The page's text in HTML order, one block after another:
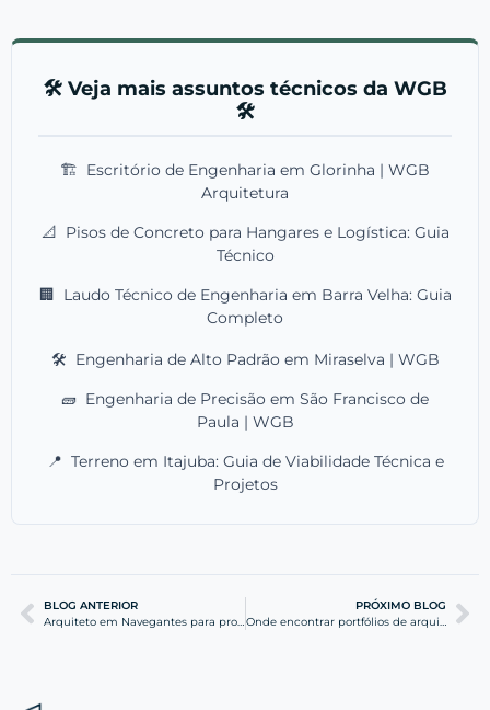
🛠️ Veja mais assuntos técnicos da WGB
🛠️
🏗️ Escritório de Engenharia em Glorinha | WGB
Arquitetura
📐 Pisos de Concreto para Hangares e Logística: Guia
Técnico
🏢 Laudo Técnico de Engenharia em Barra Velha: Guia
Completo
🛠️ Engenharia de Alto Padrão em Miraselva | WGB
🧱 Engenharia de Precisão em São Francisco de
Paula | WGB
📍 Terreno em Itajuba: Guia de Viabilidade Técnica e
Projetos
BLOG ANTERIOR
Arquiteto em Navegantes para projetos residenciais e prediais
PRÓXIMO BLOG
Onde encontrar portfólios de arquitetos em Navegantes